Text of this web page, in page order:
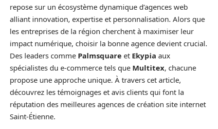
repose sur un écosystème dynamique d’agences web
alliant innovation, expertise et personnalisation. Alors que
les entreprises de la région cherchent à maximiser leur
impact numérique, choisir la bonne agence devient crucial.
Des leaders comme Palmsquare et Ekypia aux
spécialistes du e-commerce tels que Multitex, chacune
propose une approche unique. À travers cet article,
découvrez les témoignages et avis clients qui font la
réputation des meilleures agences de création site internet
Saint-Étienne.